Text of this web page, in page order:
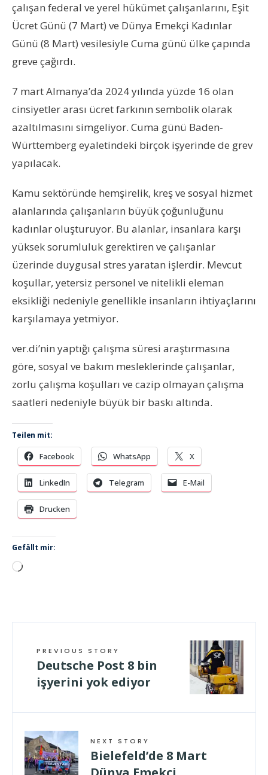
çalışan federal ve yerel hükümet çalışanlarını, Eşit
Ücret Günü (7 Mart) ve Dünya Emekçi Kadınlar
Günü (8 Mart) vesilesiyle Cuma günü ülke çapında
greve çağırdı.
7 mart Almanya’da 2024 yılında yüzde 16 olan
cinsiyetler arası ücret farkının sembolik olarak
azaltılmasını simgeliyor. Cuma günü Baden-
Württemberg eyaletindeki birçok işyerinde de grev
yapılacak.
Kamu sektöründe hemşirelik, kreş ve sosyal hizmet
alanlarında çalışanların büyük çoğunluğunu
kadınlar oluşturuyor. Bu alanlar, insanlara karşı
yüksek sorumluluk gerektiren ve çalışanlar
üzerinde duygusal stres yaratan işlerdir. Mevcut
koşullar, yetersiz personel ve nitelikli eleman
eksikliği nedeniyle genellikle insanların ihtiyaçlarını
karşılamaya yetmiyor.
ver.di’nin yaptığı çalışma süresi araştırmasına
göre, sosyal ve bakım mesleklerinde çalışanlar,
zorlu çalışma koşulları ve cazip olmayan çalışma
saatleri nedeniyle büyük bir baskı altında.
Teilen mit:
Facebook WhatsApp X
LinkedIn Telegram E-Mail
Drucken
Gefällt mir:
Wird
PREVIOUS STORY
Deutsche Post 8 bin
işyerini yok ediyor
NEXT STORY
Bielefeld’de 8 Mart